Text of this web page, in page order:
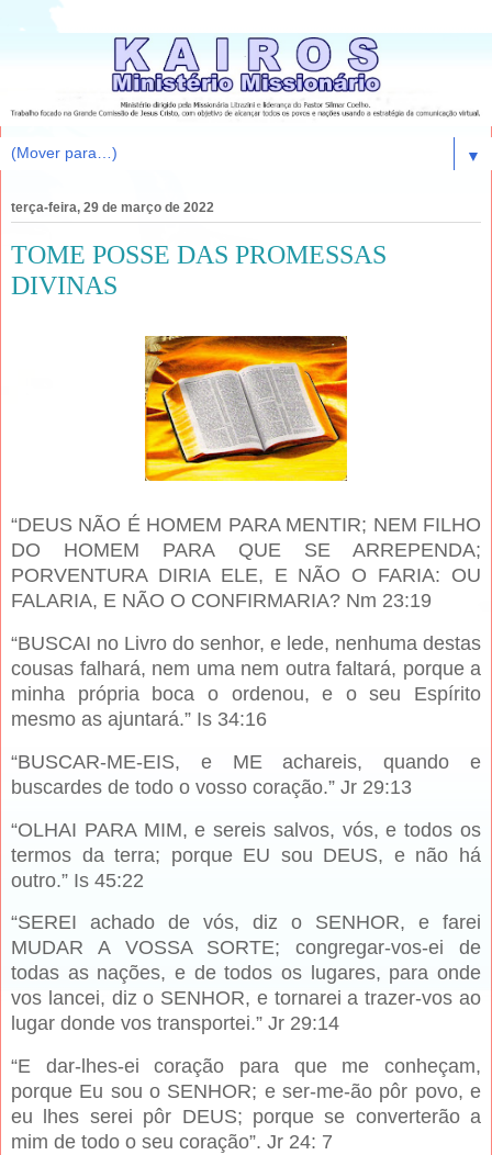
▼
terça-feira, 29 de março de 2022
TOME POSSE DAS PROMESSAS
DIVINAS
“DEUS NÃO É HOMEM PARA MENTIR; NEM FILHO
DO HOMEM PARA QUE SE ARREPENDA;
PORVENTURA DIRIA ELE, E NÃO O FARIA: OU
FALARIA, E NÃO O CONFIRMARIA? Nm 23:19
“BUSCAI no Livro do senhor, e lede, nenhuma destas
cousas falhará, nem uma nem outra faltará, porque a
minha própria boca o ordenou, e o seu Espírito
mesmo as ajuntará.” Is 34:16
“BUSCAR-ME-EIS, e ME achareis, quando e
buscardes de todo o vosso coração.” Jr 29:13
“OLHAI PARA MIM, e sereis salvos, vós, e todos os
termos da terra; porque EU sou DEUS, e não há
outro.” Is 45:22
“SEREI achado de vós, diz o SENHOR, e farei
MUDAR A VOSSA SORTE; congregar-vos-ei de
todas as nações, e de todos os lugares, para onde
vos lancei, diz o SENHOR, e tornarei a trazer-vos ao
lugar donde vos transportei.” Jr 29:14
“E dar-lhes-ei coração para que me conheçam,
porque Eu sou o SENHOR; e ser-me-ão pôr povo, e
eu lhes serei pôr DEUS; porque se converterão a
mim de todo o seu coração”. Jr 24: 7